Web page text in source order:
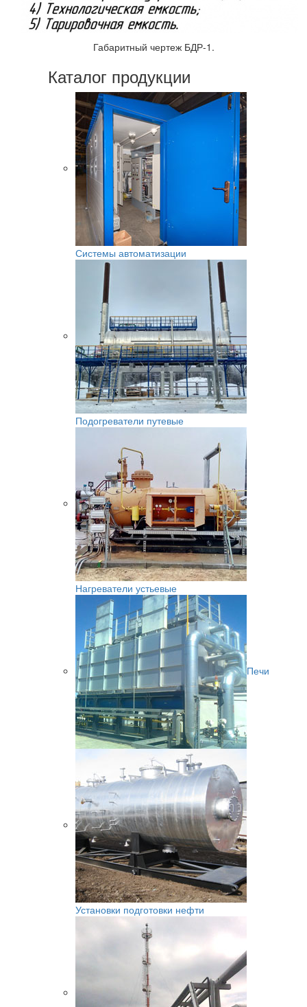
Габаритный чертеж БДР-1.
Каталог продукции
Системы автоматизации
Подогреватели путевые
Нагреватели устьевые
Печи
Установки подготовки нефти